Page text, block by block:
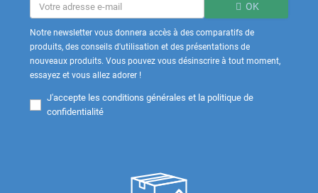
OK
Notre newsletter vous donnera accès à des comparatifs de
produits, des conseils d'utilisation et des présentations de
nouveaux produits. Vous pouvez vous désinscrire à tout moment,
essayez et vous allez adorer !
J'accepte les conditions générales et la politique de
confidentialité